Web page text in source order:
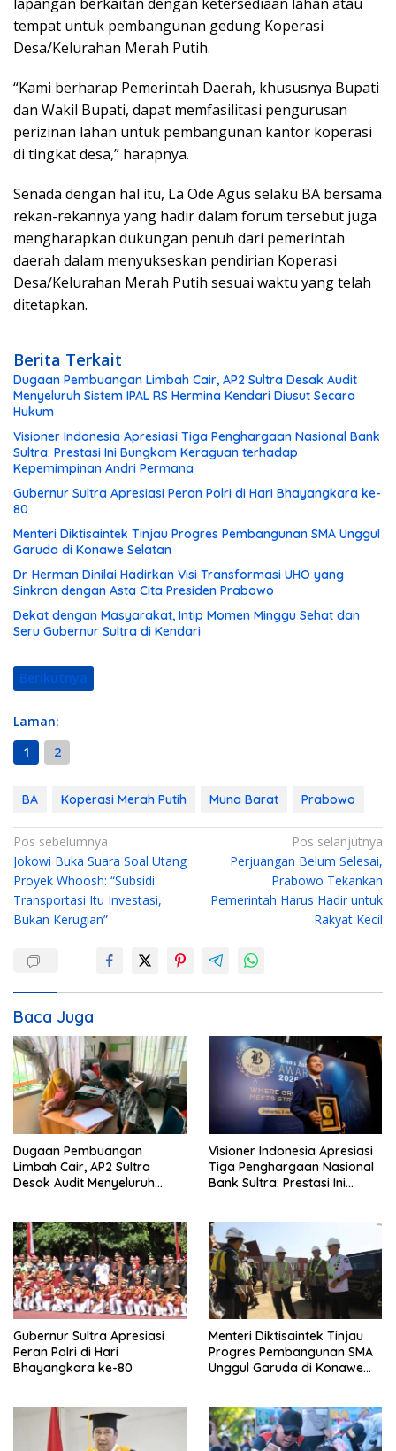
tempat untuk pembangunan gedung Koperasi
Desa/Kelurahan Merah Putih.
“Kami berharap Pemerintah Daerah, khususnya Bupati
dan Wakil Bupati, dapat memfasilitasi pengurusan
perizinan lahan untuk pembangunan kantor koperasi
di tingkat desa,” harapnya.
Senada dengan hal itu, La Ode Agus selaku BA bersama
rekan-rekannya yang hadir dalam forum tersebut juga
mengharapkan dukungan penuh dari pemerintah
daerah dalam menyukseskan pendirian Koperasi
Desa/Kelurahan Merah Putih sesuai waktu yang telah
ditetapkan.
Berita Terkait
Dugaan Pembuangan Limbah Cair, AP2 Sultra Desak Audit
Menyeluruh Sistem IPAL RS Hermina Kendari Diusut Secara
Hukum
Visioner Indonesia Apresiasi Tiga Penghargaan Nasional Bank
Sultra: Prestasi Ini Bungkam Keraguan terhadap
Kepemimpinan Andri Permana
Gubernur Sultra Apresiasi Peran Polri di Hari Bhayangkara ke-
80
Menteri Diktisaintek Tinjau Progres Pembangunan SMA Unggul
Garuda di Konawe Selatan
Dr. Herman Dinilai Hadirkan Visi Transformasi UHO yang
Sinkron dengan Asta Cita Presiden Prabowo
Dekat dengan Masyarakat, Intip Momen Minggu Sehat dan
Seru Gubernur Sultra di Kendari
Berikutnya
Laman:
1
2
BA Koperasi Merah Putih Muna Barat Prabowo
N
a
v
i
s
i
p
o
s
Pos sebelumnya
Jokowi Buka Suara Soal Utang
Proyek Whoosh: “Subsidi
Transportasi Itu Investasi,
Bukan Kerugian”
Pos selanjutnya
Perjuangan Belum Selesai,
Prabowo Tekankan
Pemerintah Harus Hadir untuk
Rakyat Kecil
Baca Juga
Dugaan Pembuangan
Limbah Cair, AP2 Sultra
Desak Audit Menyeluruh
Hukum
Visioner Indonesia Apresiasi
Tiga Penghargaan Nasional
Bank Sultra: Prestasi Ini
Andri Permana
Gubernur Sultra Apresiasi
Peran Polri di Hari
Bhayangkara ke-80
Menteri Diktisaintek Tinjau
Progres Pembangunan SMA
Unggul Garuda di Konawe